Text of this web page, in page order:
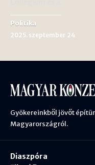
Politika
2025. szeptember 24
Gyökereinkből jövőt
Magyarországról.
Diaszpóra